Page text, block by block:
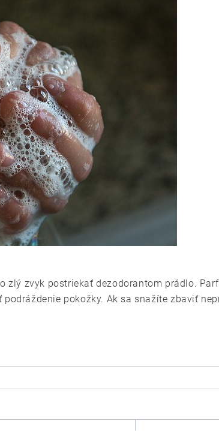
zlý zvyk postriekať dezodorantom prádlo.
pokožky. Ak sa snažíte zbaviť